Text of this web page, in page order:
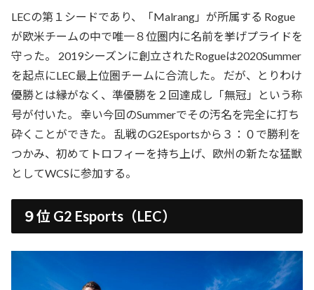
LECの第１シードであり、「Malrang」が所属する Rogue
が欧米チームの中で唯一８位圏内に名前を挙げプライドを
守った。 2019シーズンに創立されたRogueは2020Summer
を起点にLEC最上位圏チームに合流した。 だが、とりわけ
優勝とは縁がなく、準優勝を２回達成し「無冠」という称
号が付いた。 幸い今回のSummerでその汚名を完全に打ち
砕くことができた。 乱戦のG2Esportsから３：０で勝利を
つかみ、初めてトロフィーを持ち上げ、欧州の新たな猛獣
としてWCSに参加する。
９位 G2 Esports（LEC）